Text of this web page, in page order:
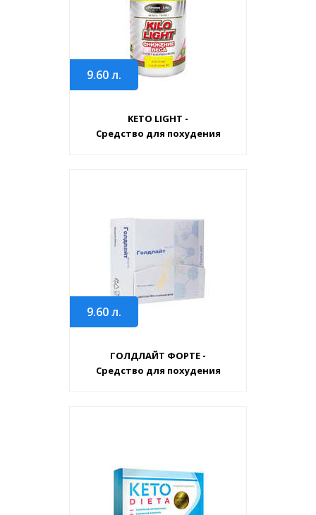
9.60л.
KETO LIGHT -
Средство для похудения
9.60л.
ГОЛДЛАЙТ ФОРТЕ -
Средство для похудения